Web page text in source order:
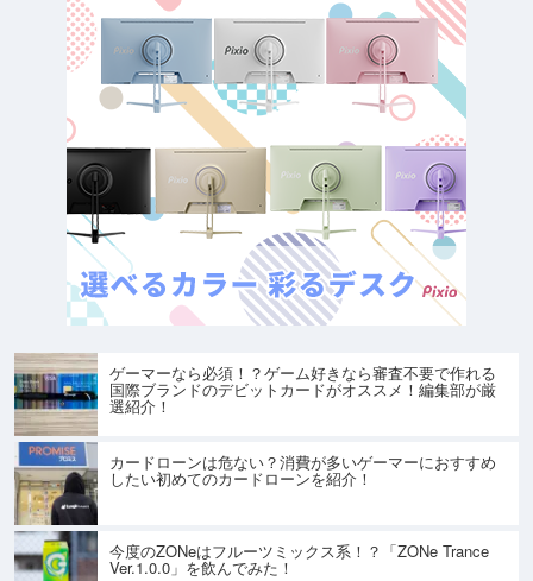
ゲーマーなら必須！？ゲーム好きなら審査不要で作れる
国際ブランドのデビットカードがオススメ！編集部が厳
選紹介！
カードローンは危ない？消費が多いゲーマーにおすすめ
したい初めてのカードローンを紹介！
今度のZONeはフルーツミックス系！？「ZONe Trance
Ver.1.0.0」を飲んでみた！